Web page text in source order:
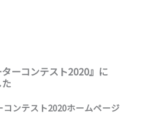
ーコンテスト2020』に
ンテスト2020ホームページ